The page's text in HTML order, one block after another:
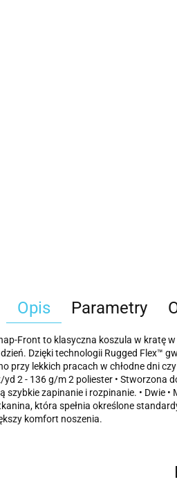
Opis Parametry
Front to klasyczna koszula w kratę
Dzięki technologii Rugged
przy lekkich pracach w chłodne dni
2 - 136 g/m 2 poliester • Stworzona
zapinanie i rozpinanie. • Dwie
która spełnia określone
komfort noszenia.